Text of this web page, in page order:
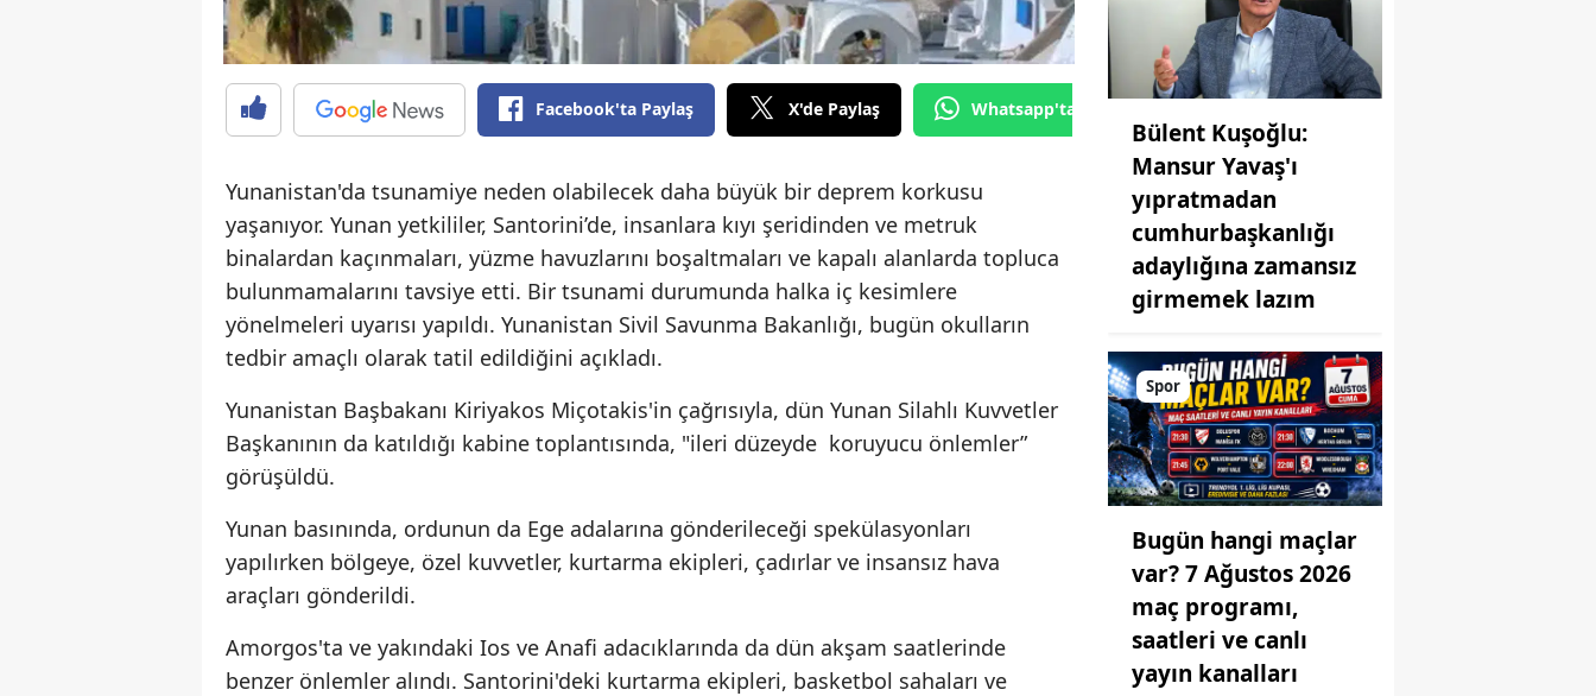
Facebook'ta Paylaş X'de Paylaş Whatsapp'tan Gönder
Yunanistan'da tsunamiye neden olabilecek daha büyük bir deprem korkusu
yaşanıyor. Yunan yetkililer, Santorini’de, insanlara kıyı şeridinden ve metruk
binalardan kaçınmaları, yüzme havuzlarını boşaltmaları ve kapalı alanlarda topluca
bulunmamalarını tavsiye etti. Bir tsunami durumunda halka iç kesimlere
yönelmeleri uyarısı yapıldı. Yunanistan Sivil Savunma Bakanlığı, bugün okulların
tedbir amaçlı olarak tatil edildiğini açıkladı.
Yunanistan Başbakanı Kiriyakos Miçotakis'in çağrısıyla, dün Yunan Silahlı Kuvvetler
Başkanının da katıldığı kabine toplantısında, "ileri düzeyde koruyucu önlemler”
görüşüldü.
Yunan basınında, ordunun da Ege adalarına gönderileceği spekülasyonları
yapılırken bölgeye, özel kuvvetler, kurtarma ekipleri, çadırlar ve insansız hava
araçları gönderildi.
Amorgos'ta ve yakındaki Ios ve Anafi adacıklarında da dün akşam saatlerinde
benzer önlemler alındı. Santorini'deki kurtarma ekipleri, basketbol sahaları ve
Bülent Kuşoğlu:
Mansur Yavaş'ı
yıpratmadan
cumhurbaşkanlığı
adaylığına zamansız
girmemek lazım
Spor
Bugün hangi maçlar
var? 7 Ağustos 2026
maç programı,
saatleri ve canlı
yayın kanalları